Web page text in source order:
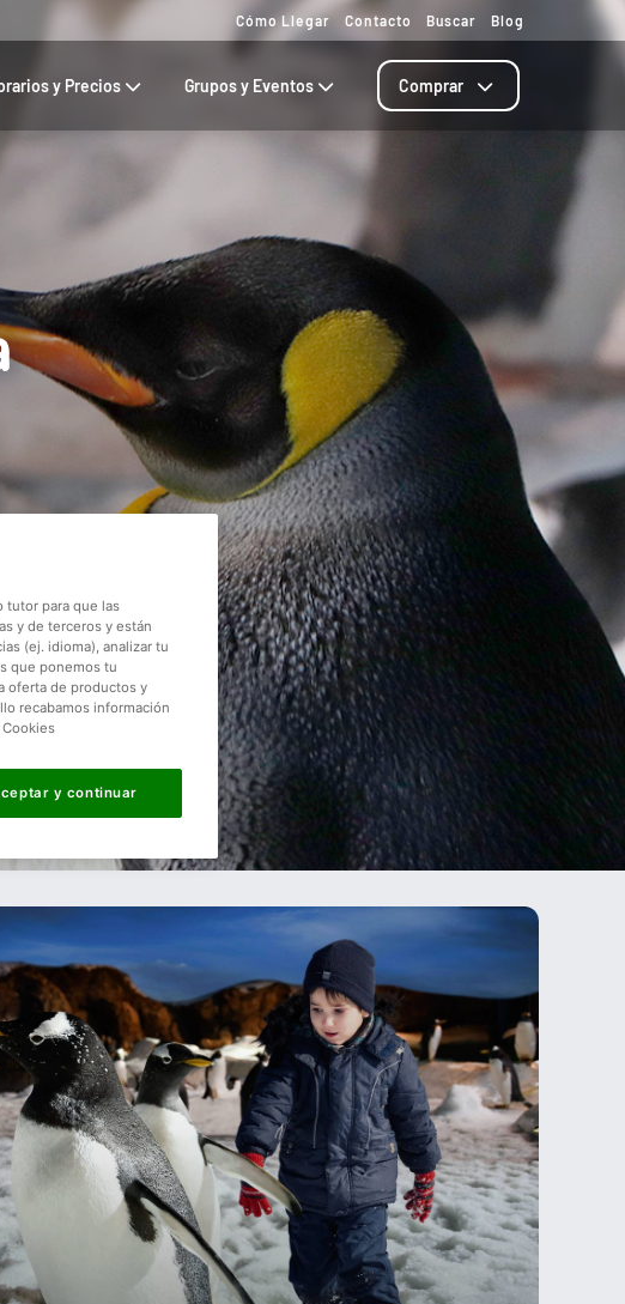
Cómo Llegar Contacto Buscar Blog
y Precios Grupos y Eventos Comprar
tutor para que las
y de terceros y están
(ej. idioma), analizar tu
que ponemos tu
oferta de productos y
recabamos información
y continuar